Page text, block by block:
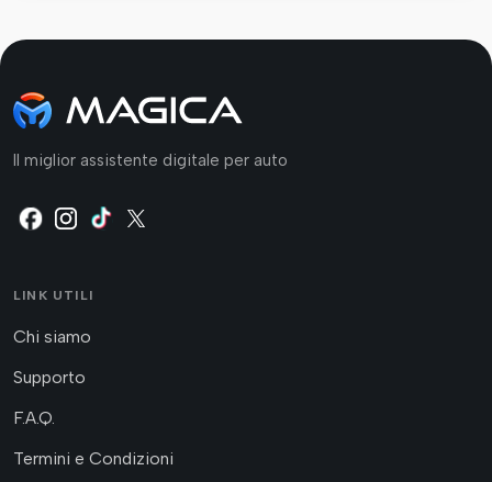
Il miglior assistente digitale per auto
LINK UTILI
Chi siamo
Supporto
F.A.Q.
Termini e Condizioni